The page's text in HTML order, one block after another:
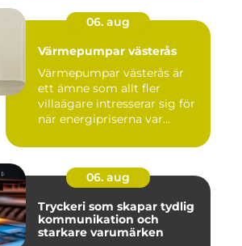
06. aug
Värmepumpar västerås
Värmepumpar västerås är
ett ämne som allt fler
villaägare intresserar sig för
när energipriserna var...
06. aug
Tryckeri som skapar tydlig
kommunikation och
starkare varumärken